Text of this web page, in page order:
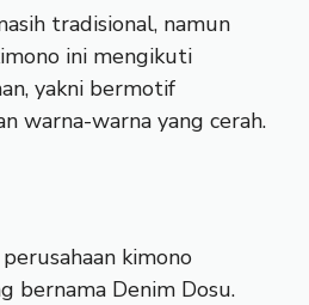
tradisional, namun
ini mengikuti
yakni bermotif
warna-warna yang cerah.
kimono
bernama Denim Dosu.